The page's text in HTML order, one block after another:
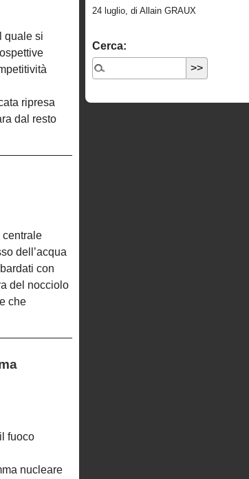
quale si
ripresa
dal resto
centrale
dell’acqua
con
del nocciolo
che
fuoco
nucleare
24 luglio, di Allain GRAUX
Cerca: